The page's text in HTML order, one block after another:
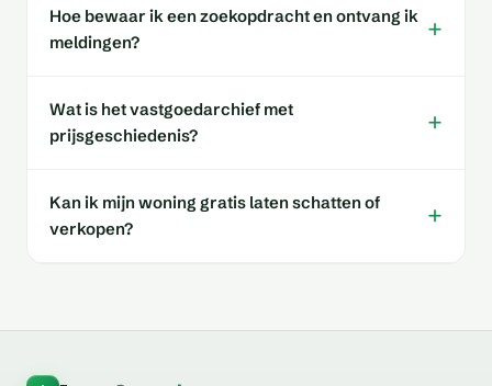
Hoe bewaar ik een zoekopdracht en ontvang ik
meldingen?
+
Wat is het vastgoedarchief met
prijsgeschiedenis?
+
Kan ik mijn woning gratis laten schatten of
verkopen?
+